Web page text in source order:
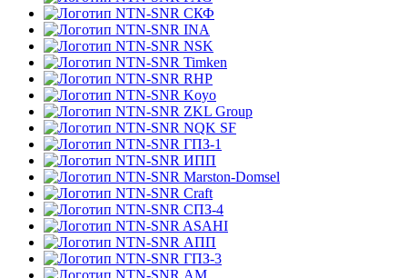
СКФ
INA
NSK
Timken
RHP
Koyo
ZKL Group
NQK SF
ГПЗ-1
ИПП
Marston-Domsel
Craft
СПЗ-4
ASAHI
АПП
ГПЗ-3